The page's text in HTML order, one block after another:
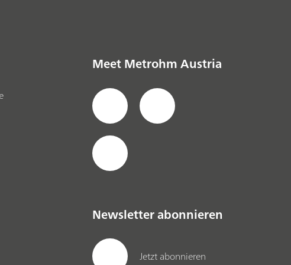
Meet Metrohm Austria
Newsletter abonnieren
Jetzt abonnieren